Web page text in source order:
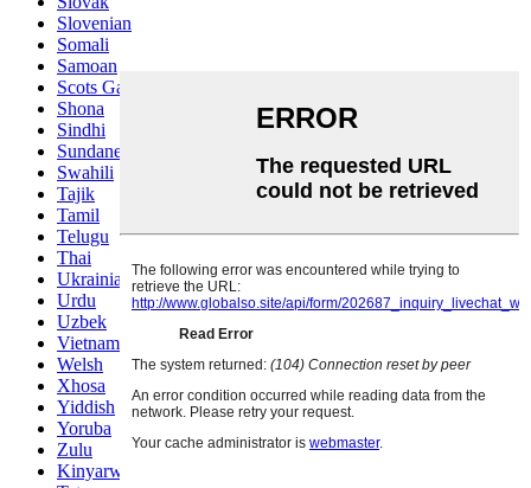
Slovenian
Somali
Samoan
Scots Gaelic
Shona
Sindhi
Sundanese
Swahili
Tajik
Tamil
Telugu
Thai
Ukrainian
Urdu
Uzbek
Vietnamese
Welsh
Xhosa
Yiddish
Yoruba
Zulu
Kinyarwanda